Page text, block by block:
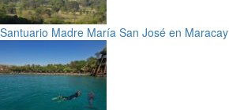
Santuario Madre María San José en Maracay